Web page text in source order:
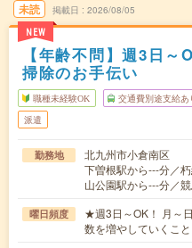
未読
NEW
掲載日 2026/08/05
【年齢不問】週3日
掃除のお手伝い
職種未経験OK 交通費別途支給あ
派遣
勤務地
北九州市小倉南区
下曽根駅から---分／
山公園駅から---分／
曜日頻度
★週3日～OK！ 月～
数を増やしていくこ